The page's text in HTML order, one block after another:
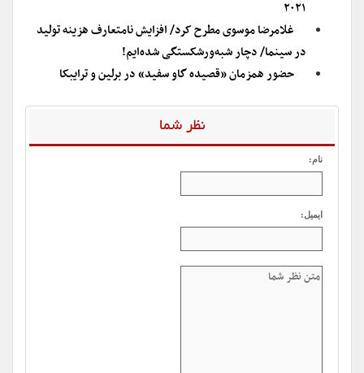
۲۰۲۱
غلامرضا موسوی مطرح کرد/ افزایش نامتعارف هزینه تولید
در سینما/ دچار شبه‌ورشکستگی شده‌ایم!
حضور همزمان «قصیده گاو سفید» در برلین و ترایبکا
نظر شما
نام:
ایمیل: